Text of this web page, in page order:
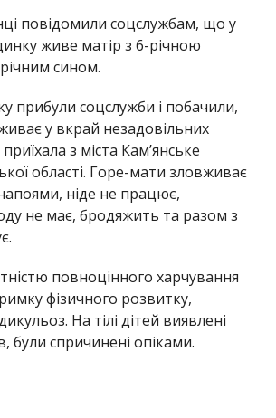
повідомили соцслужбам, що у
живе матір з 6-річною
сином.
прибули соцслужби і побачили,
у вкрай незадовільних
з міста Кам’янське
області. Горе-мати зловживає
ніде не працює,
не має, бродяжить та разом з
повноцінного харчування
фізичного розвитку,
На тілі дітей виявлені
були спричинені опіками.